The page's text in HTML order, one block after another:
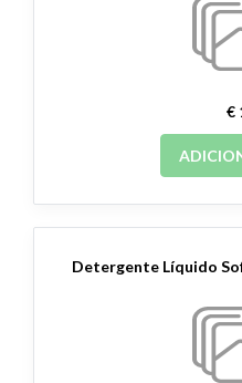
€
Detergente Líquido